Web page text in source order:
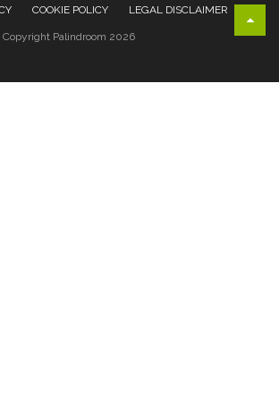
COOKIE POLICY LEGAL DISCLAIMER
Palindroom 2026